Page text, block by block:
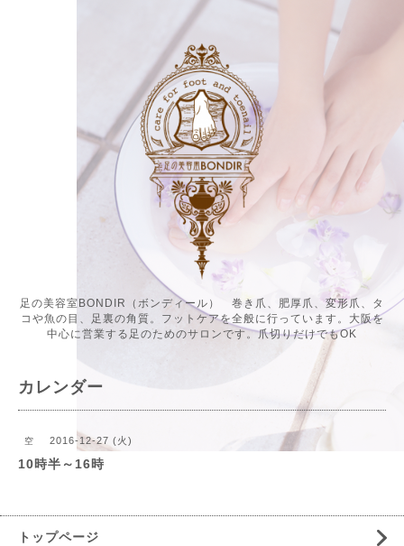
足の美容室BONDIR（ボンディール） 巻き爪、肥厚爪、変形爪、タ
コや魚の目、足裏の角質。フットケアを全般に行っています。大阪を
中心に営業する足のためのサロンです。爪切りだけでもOK
カレンダー
空 2016-12-27 (火)
10時半～16時
トップページ